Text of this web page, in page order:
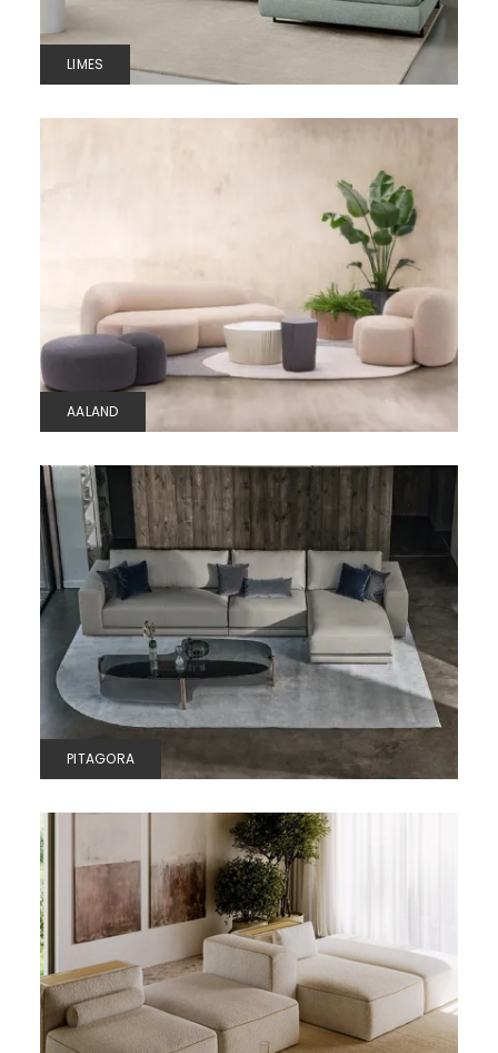
LIMES
AALAND
PITAGORA